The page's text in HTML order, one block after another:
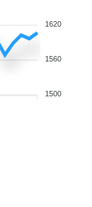
1620
1560
1500